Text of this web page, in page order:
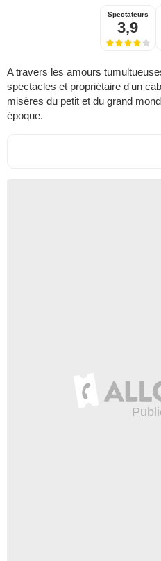
Spectateurs
3,9
A travers les amours
spectacles et propriétaire d'un
misères du petit et du grand
époque.